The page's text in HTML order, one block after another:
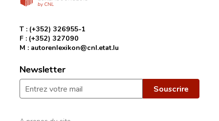
T : (+352) 326955-1
F : (+352) 327090
M : autorenlexikon@cnl.etat.lu
Newsletter